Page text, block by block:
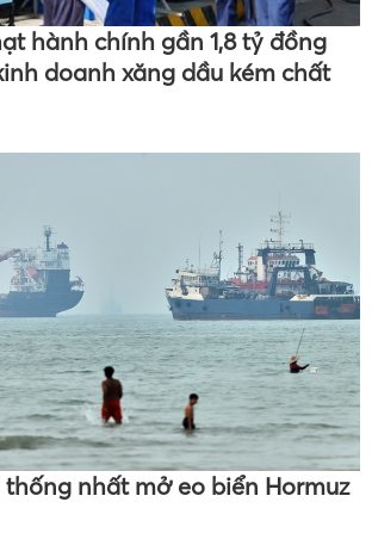
hành chính gần 1,8 tỷ đồng
doanh xăng dầu kém chất
nhất mở eo biển Hormuz